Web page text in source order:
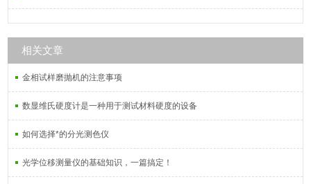
相关文章
金相试样磨抛机的注意事项
数显维氏硬度计是一种用于测试材料硬度的设备
如何选择*的分光测色仪
光学位移测量仪的基础知识，一篇搞定！